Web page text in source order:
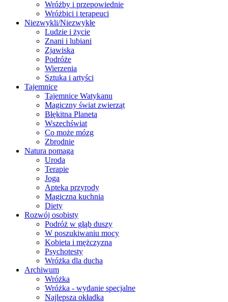
Wróżby i przepowiednie
Wróżbici i terapeuci
Niezwykli/Niezwykłe
Ludzie i życie
Znani i lubiani
Zjawiska
Podróże
Wierzenia
Sztuka i artyści
Tajemnice
Tajemnice Watykanu
Magiczny świat zwierząt
Błękitna Planeta
Wszechświat
Co może mózg
Zbrodnie
Natura pomaga
Uroda
Terapie
Joga
Apteka przyrody
Magiczna kuchnia
Diety
Rozwój osobisty
Podróż w głąb duszy
W poszukiwaniu mocy
Kobieta i mężczyzna
Psychotesty
Wróżka dla ducha
Archiwum
Wróżka
Wróżka - wydanie specjalne
Najlepsza okładka